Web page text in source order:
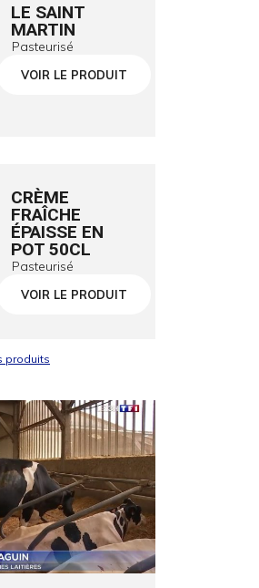
LE SAINT
MARTIN
Pasteurisé
VOIR LE PRODUIT
CRÈME
FRAÎCHE
ÉPAISSE EN
POT 50CL
Pasteurisé
VOIR LE PRODUIT
produits